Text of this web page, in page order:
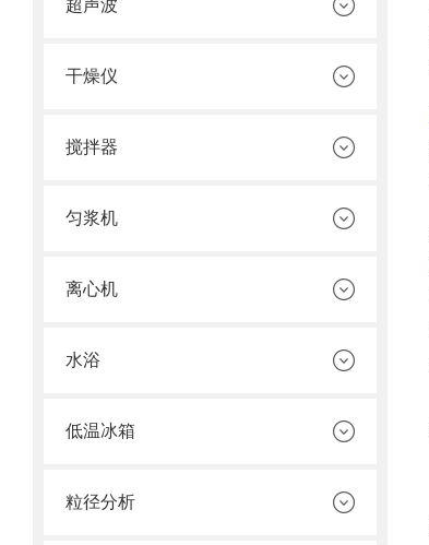
超声波
干燥仪
搅拌器
匀浆机
离心机
水浴
低温冰箱
粒径分析